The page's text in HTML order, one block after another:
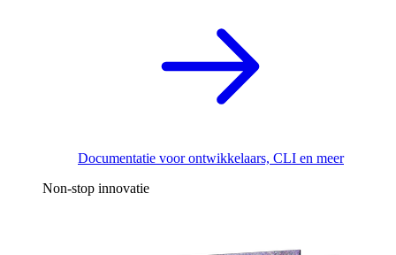
Documentatie voor ontwikkelaars, CLI en meer
Non-stop innovatie